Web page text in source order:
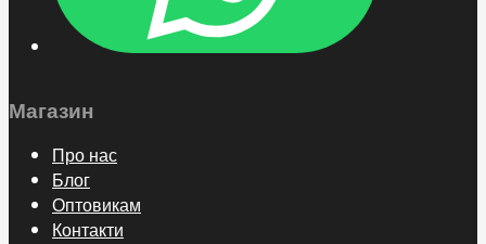
Магазин
Про нас
Блог
Оптовикам
Контакти